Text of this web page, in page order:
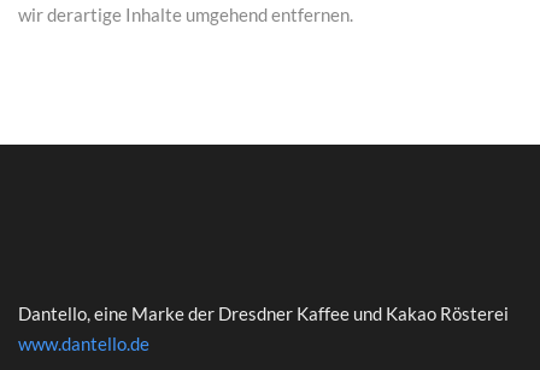
wir derartige Inhalte umgehend entfernen.
Dantello, eine Marke der Dresdner Kaffee und Kakao Rösterei
www.dantello.de